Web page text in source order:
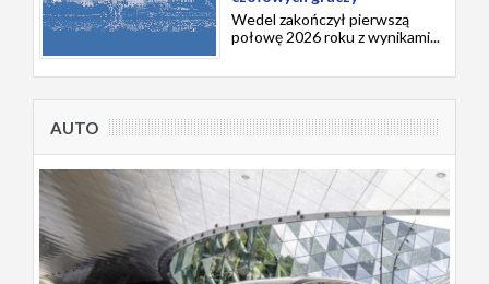
Wedel zakończył pierwszą
połowę 2026 roku z wynikami...
AUTO